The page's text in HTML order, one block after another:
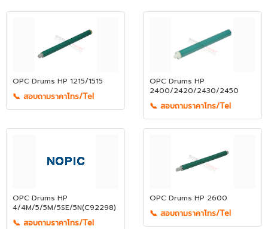
OPC Drums HP 1215/1515
📞 สอบถามราคาโทร/Tel
OPC Drums HP
2400/2420/2430/2450
📞 สอบถามราคาโทร/Tel
OPC Drums HP
4/4M/5/5M/5SE/5N(C92298)
📞 สอบถามราคาโทร/Tel
OPC Drums HP 2600
📞 สอบถามราคาโทร/Tel